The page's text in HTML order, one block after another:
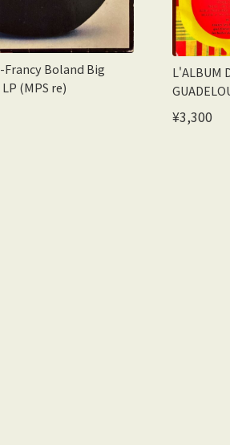
Boland Big
(MPS re)
L'ALBUM
¥3,300